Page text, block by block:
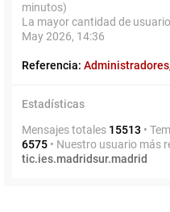
minutos)
La mayor cantidad de
May 2026, 14:36
Referencia: Administradores
Estadísticas
Mensajes totales 15513 •
6575 • Nuestro usuario más
tic.ies.madridsur.madrid